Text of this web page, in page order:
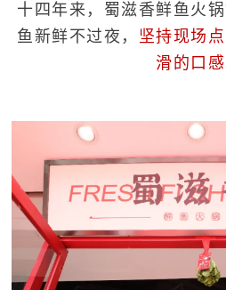
十四年来，蜀滋香鲜鱼火
鱼新鲜不过夜，
坚持现场
滑的口感